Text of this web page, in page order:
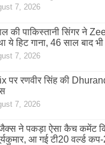
7, 2026
की पाकिस्तानी सिंगर ने
ये हिट गाना, 46 साल बाद
7, 2026
पर रणवीर सिंह की
7, 2026
ने पकड़ा ऐसा कैच कमेंट
आ गई टी20 वर्ल्ड